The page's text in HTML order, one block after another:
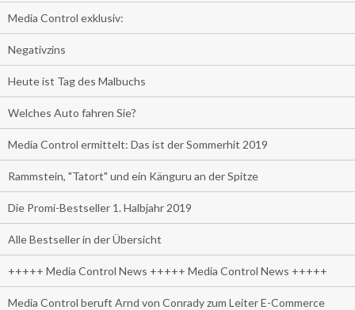
Media Control exklusiv:
Negativzins
Heute ist Tag des Malbuchs
Welches Auto fahren Sie?
Media Control ermittelt: Das ist der Sommerhit 2019
Rammstein, "Tatort" und ein Känguru an der Spitze
Die Promi-Bestseller 1. Halbjahr 2019
Alle Bestseller in der Übersicht
+++++ Media Control News +++++ Media Control News +++++
Media Control beruft Arnd von Conrady zum Leiter E-Commerce